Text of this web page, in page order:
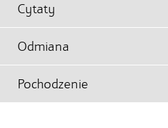
Cytaty
Odmiana
Pochodzenie